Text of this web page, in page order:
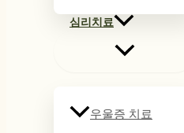
심리치료
우울증 치료